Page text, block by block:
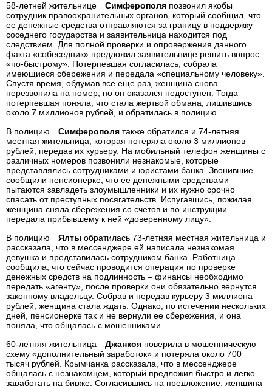
58-летней жительнице
Симферополя позвонил якобы
сотрудник правоохранительных органов, который сообщил, что
ее денежные средства отправляются за границу в поддержку
соседнего государства и заявительница находится под
следствием. Для полной проверки и опровержения данного
факта «собеседник» предложил заявительнице решить вопрос
«по-быстрому». Потерпевшая согласилась, собрала
имеющиеся сбережения и передала «специальному человеку».
Спустя время, обдумав все еще раз, женщина снова
перезвонила на номер, но он оказался недоступен. Тогда
потерпевшая поняла, что стала жертвой обмана, лишившись
около 7 миллионов рублей, и обратилась в полицию.
В полицию
Симферополя также обратился и 74-летняя
местная жительница, которая потеряла около 3 миллионов
рублей, передав их курьеру. На мобильный телефон женщины с
различных номеров позвонили незнакомые, которые
представлялись сотрудниками и юристами банка. Звонившие
сообщили пенсионерке, что ее денежными средствами
пытаются завладеть злоумышленники и их нужно срочно
спасать от преступных посягательств. Испугавшись, пожилая
женщина сняла сбережения со счетов и по инструкции
передала прибывшему к ней «доверенному лицу».
В полицию
Ялты обратилась 73-летняя местная жительница и
рассказала, что в мессенджере ей написала незнакомая
девушка и представилась сотрудником банка. Работница
сообщила, что сейчас проводится операция по проверке
денежных средств на подлинность – финансы необходимо
передать «агенту», после проверки они обязательно вернутся
законному владельцу. Собрав и передав курьеру 3 миллиона
рублей, женщина стала ждать. Однако, по истечении нескольких
дней, пенсионерке так и не вернули ее сбережения, и она
поняла, что общалась с мошенниками.
60-летняя жительница
Джанкоя поверила в мошенническую
схему «дополнительный заработок» и потеряла около 700
тысяч рублей. Крымчанка рассказала, что в мессенджере
общалась с незнакомцем, который предложил быстро и легко
заработать на бирже. Согласившись на предложение, женщина